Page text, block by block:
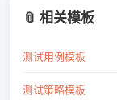
📎 相关模板
测试用例模板
测试策略模板